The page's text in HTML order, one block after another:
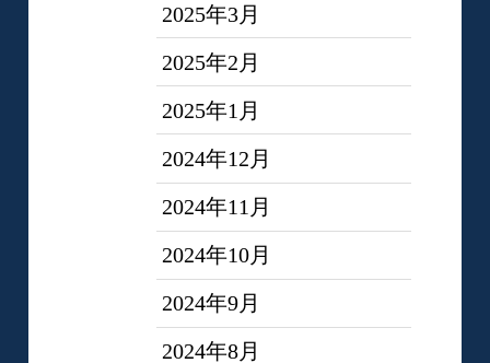
2025年3月
2025年2月
2025年1月
2024年12月
2024年11月
2024年10月
2024年9月
2024年8月